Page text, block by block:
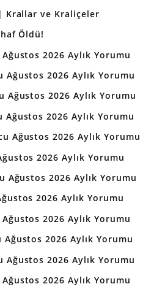
Krallar ve Kraliçeler
Öldü!
2026 Aylık Yorumu
Ağustos 2026 Aylık Yorumu
Ağustos 2026 Aylık Yorumu
Ağustos 2026 Aylık Yorumu
Ağustos 2026 Aylık Yorumu
2026 Aylık Yorumu
Ağustos 2026 Aylık Yorumu
2026 Aylık Yorumu
2026 Aylık Yorumu
2026 Aylık Yorumu
Ağustos 2026 Aylık Yorumu
2026 Aylık Yorumu